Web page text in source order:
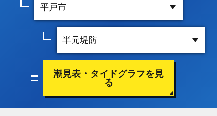
潮見表・タイドグラフを見
る